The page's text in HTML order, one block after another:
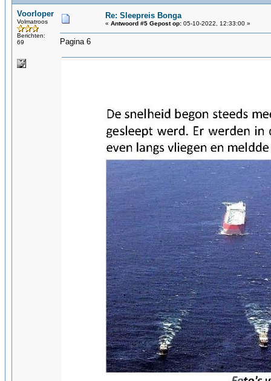
Voorloper
Volmatroos
Berichten:
69
Re: Sleepreis Bonga
« Antwoord #5 Gepost op: 05-10-2022, 12:33:00 »
Pagina 6